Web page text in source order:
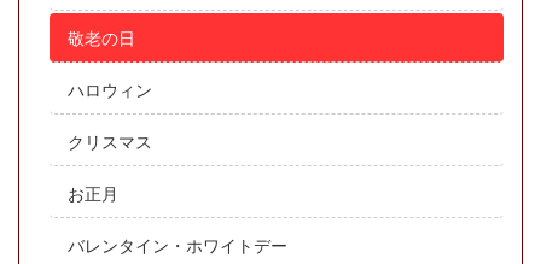
敬老の日
ハロウィン
クリスマス
お正月
バレンタイン・ホワイトデー